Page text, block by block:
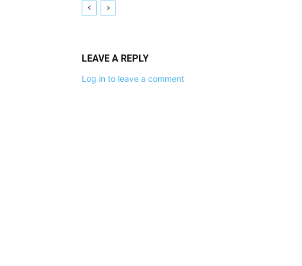
LEAVE A REPLY
Log in to leave a comment